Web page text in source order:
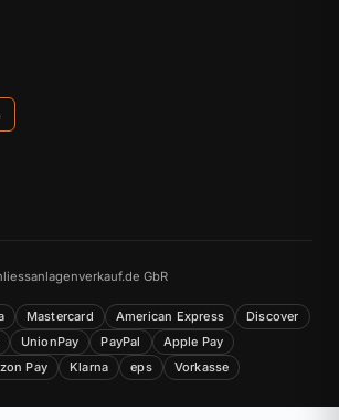
GbR
Mastercard American Express
Discover
UnionPay PayPal
Apple Pay
Pay Klarna eps Vorkasse